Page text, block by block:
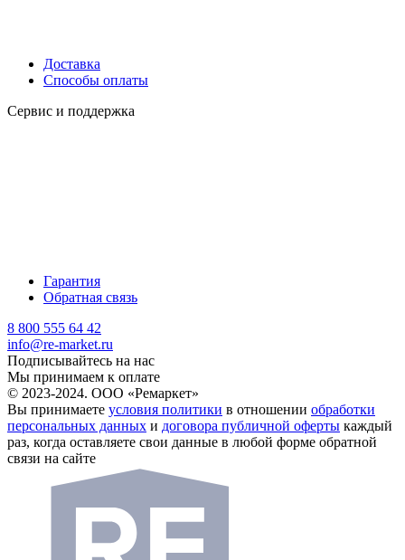
Доставка
Способы оплаты
Сервис и поддержка
Гарантия
Обратная связь
8 800 555 64 42
info@re-market.ru
Подписывайтесь на нас
Мы принимаем к оплате
© 2023-2024. ООО «Ремаркет»
Вы принимаете условия политики в отношении обработки
персональных данных и договора публичной оферты каждый
раз, когда оставляете свои данные в любой форме обратной
связи на сайте